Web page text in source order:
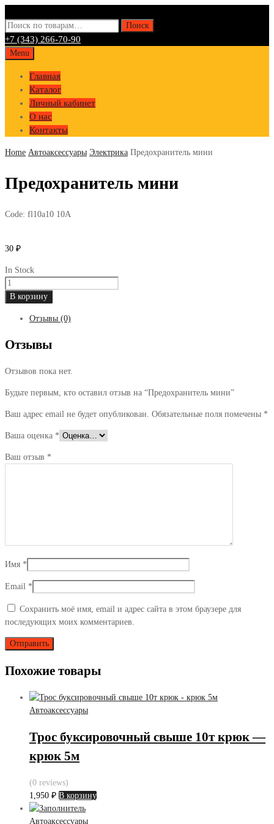
Искать: Поиск
+7 (343) 266-70-90
Skip
content
Menu
Главная
Каталог
Личный кабинет
О нас
Контакты
Home Автоаксессуары Электрика Предохранитель мини
Предохранитель мини
Code: fl10a10 10A
30 ₽
In Stock
Количество
товара
мини
В корзину
Отзывы (0)
Отзывы
Отзывов пока нет.
Будьте первым, кто оставил отзыв на “Предохранитель мини”
Ваш адрес email не будет опубликован. Обязательные поля помечены *
Ваша оценка *
Ваш отзыв *
Имя *
Email *
Сохранить моё имя, email и адрес сайта в этом браузере для
последующих моих комментариев.
Похожие товары
Автоаксессуары
Трос буксировочный свыше 10т крюк —
крюк 5м
(0 reviews)
1,950 ₽ В корзину
Автоаксессуары